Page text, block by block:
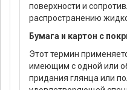
поверхности и
распространению
Бумага и картон с
Этот термин
имеющим с одной или
придания глянца или